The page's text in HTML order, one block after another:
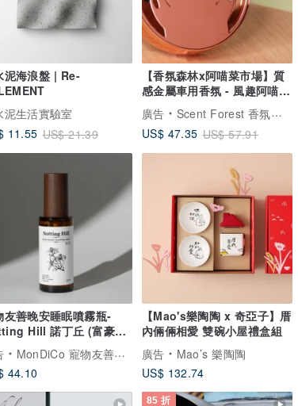
泥海浪盤 | Re-
泥生活實驗室
11.55 US$ 21.39
【香氛森林x阿喵菜市場】質
感金屬車用香氛 - 風趣阿喵的
享樂生活
廣告
Scent Forest 香氛森林
US$ 47.35 US$ 57.91
友善晚安睡眠噴霧瓶-
Hill 諾丁丘 (富豪花
MonDiCo 寵物友善香氛
44.10
【Mao's樂陶陶 x 奇亞子】厝
內倆倆相愛 雙碗小屋禮盒組
廣告
Mao’s 樂陶陶
US$ 132.74
85 折